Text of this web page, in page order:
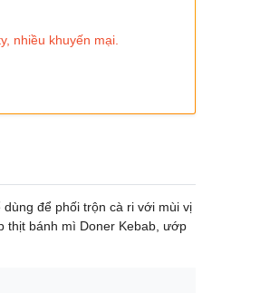
nhiều khuyến mại.
để phối trộn cà ri với mùi vị
thịt bánh mì Doner Kebab, ướp